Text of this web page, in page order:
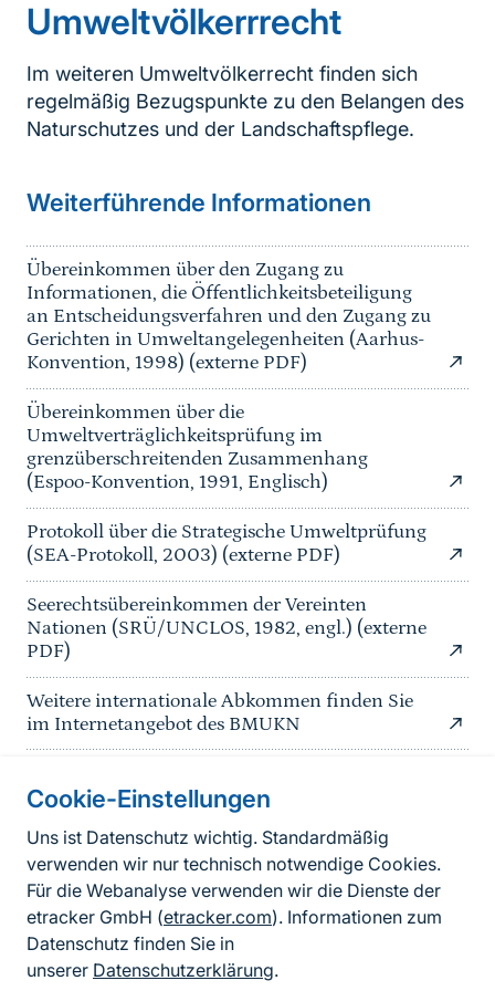
Cookie-Einstellungen
Uns ist Datenschutz wichtig. Standardmäßig
verwenden wir nur technisch notwendige Cookies.
Für die Webanalyse verwenden wir die Dienste der
etracker GmbH (etracker.com). Informationen zum
Datenschutz finden Sie in
unserer Datenschutzerklärung.
Umweltvölkerrrecht
Im weiteren Umweltvölkerrecht finden sich
regelmäßig Bezugspunkte zu den Belangen des
Naturschutzes und der Landschaftspflege.
Weiterführende Informationen
Übereinkommen über den Zugang zu
Informationen, die Öffentlichkeitsbeteiligung
an Entscheidungsverfahren und den Zugang zu
Gerichten in Umweltangelegenheiten (Aarhus-
Konvention, 1998) (externe PDF)
Übereinkommen über die
Umweltverträglichkeitsprüfung im
grenzüberschreitenden Zusammenhang
(Espoo-Konvention, 1991, Englisch)
Protokoll über die Strategische Umweltprüfung
(SEA-Protokoll, 2003) (externe PDF)
Seerechtsübereinkommen der Vereinten
Nationen (SRÜ/UNCLOS, 1982, engl.) (externe
PDF)
Weitere internationale Abkommen finden Sie
im Internetangebot des BMUKN
Informationen zur Seite
FußzeileKontakt zum BfN
Kontaktformular
Erklärung zur Barrierefreiheit